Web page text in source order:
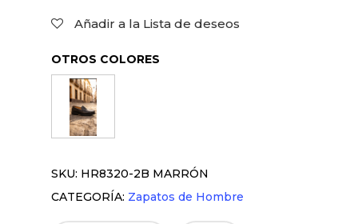
Añadir a la Lista de deseos
OTROS COLORES
SKU: HR8320-2B MARRÓN
CATEGORÍA: Zapatos de Hombre